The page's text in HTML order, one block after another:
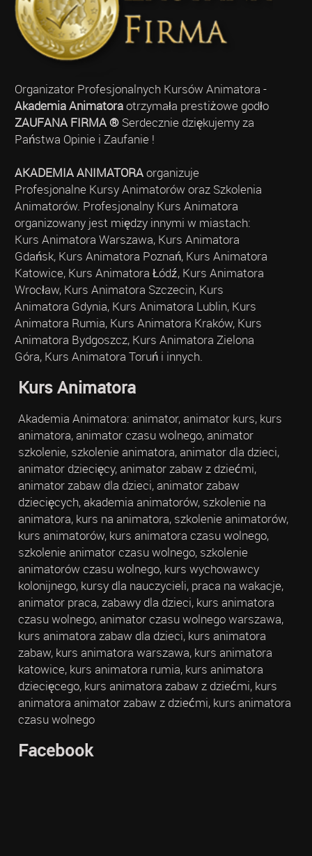
Organizator Profesjonalnych Kursów Animatora -
Akademia Animatoraotrzymała prestiżowe godło
ZAUFANA FIRMA ®Serdecznie dziękujemy za
Państwa Opinie i Zaufanie !
AKADEMIA ANIMATORAorganizuje
Profesjonalne Kursy Animatorów oraz Szkolenia
Animatorów. Profesjonalny Kurs Animatora
organizowany jest między innymi w miastach:
Kurs Animatora Warszawa, Kurs Animatora
Gdańsk, Kurs Animatora Poznań, Kurs Animatora
Katowice, Kurs Animatora Łódź, Kurs Animatora
Wrocław, Kurs Animatora Szczecin, Kurs
Animatora Gdynia, Kurs Animatora Lublin, Kurs
Animatora Rumia, Kurs Animatora Kraków, Kurs
Animatora Bydgoszcz, Kurs Animatora Zielona
Góra, Kurs Animatora Toruń i innych.
Kurs Animatora
Akademia Animatora: animator, animator kurs, kurs
animatora, animator czasu wolnego, animator
szkolenie, szkolenie animatora, animator dla dzieci,
animator dziecięcy, animator zabaw z dziećmi,
animator zabaw dla dzieci, animator zabaw
dziecięcych, akademia animatorów, szkolenie na
animatora, kurs na animatora, szkolenie animatorów,
kurs animatorów, kurs animatora czasu wolnego,
szkolenie animator czasu wolnego, szkolenie
animatorów czasu wolnego, kurs wychowawcy
kolonijnego, kursy dla nauczycieli, praca na wakacje,
animator praca, zabawy dla dzieci, kurs animatora
czasu wolnego, animator czasu wolnego warszawa,
kurs animatora zabaw dla dzieci, kurs animatora
zabaw, kurs animatora warszawa, kurs animatora
katowice, kurs animatora rumia, kurs animatora
dziecięcego, kurs animatora zabaw z dziećmi, kurs
animatora animator zabaw z dziećmi, kurs animatora
czasu wolnego
Facebook